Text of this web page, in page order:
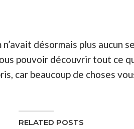
désormais plus aucun
pouvoir découvrir tout ce
car beaucoup de choses
RELATED POSTS